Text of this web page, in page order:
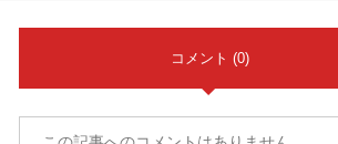
コメント (0)